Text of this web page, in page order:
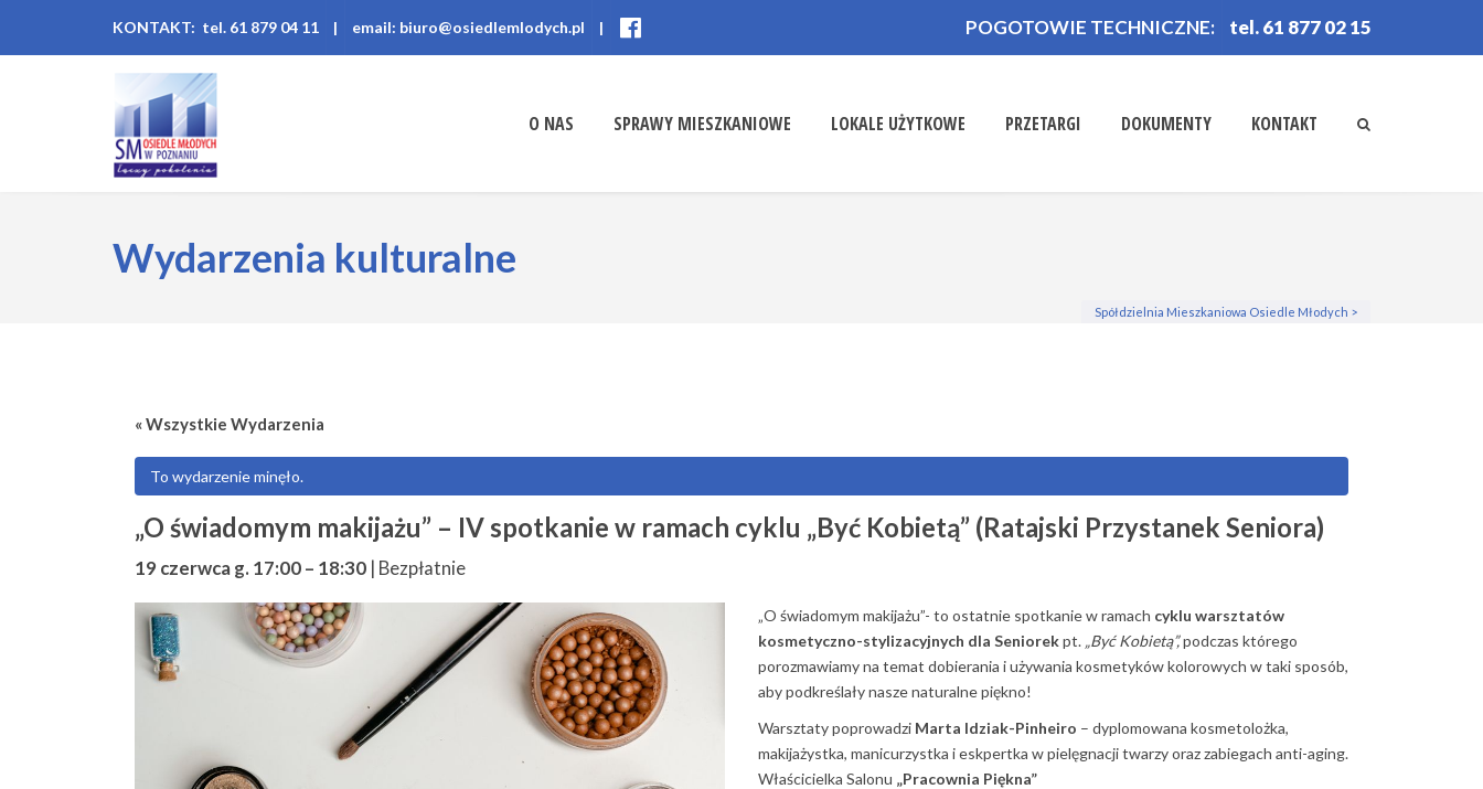
KONTAKT: tel. 61 879 04 11 | email: biuro@osiedlemlodych.pl | POGOTOWIE TECHNICZNE: tel. 61 877 02 15
O NAS SPRAWY MIESZKANIOWE LOKALE UŻYTKOWE PRZETARGI DOKUMENTY KONTAKT
Wydarzenia kulturalne
Spółdzielnia Mieszkaniowa Osiedle Młodych >
« Wszystkie Wydarzenia
To wydarzenie minęło.
„O świadomym makijażu” – IV spotkanie w ramach cyklu „Być Kobietą” (Ratajski Przystanek Seniora)
19 czerwca g. 17:00– 18:30 | Bezpłatnie
„O świadomym makijażu”- to ostatnie spotkanie w ramach cyklu warsztatów
kosmetyczno-stylizacyjnych dla Seniorekpt. „Być Kobietą”,podczas którego
porozmawiamy na temat dobierania i używania kosmetyków kolorowych w taki sposób,
aby podkreślały nasze naturalne piękno!
Warsztaty poprowadzi Marta Idziak-Pinheiro – dyplomowana kosmetolożka,
makijażystka, manicurzystka i eskpertka w pielęgnacji twarzy oraz zabiegach anti-aging.
Właścicielka Salonu „Pracownia Piękna”